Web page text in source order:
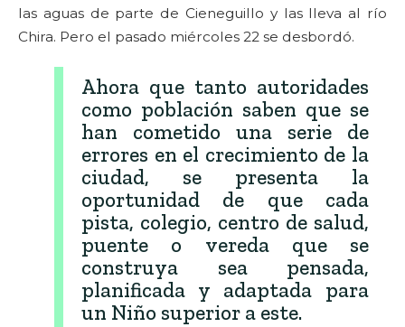
las aguas de parte de Cieneguillo y las lleva al río
Chira. Pero el pasado miércoles 22 se desbordó.
Ahora que tanto autoridades
como población saben que se
han cometido una serie de
errores en el crecimiento de la
ciudad, se presenta la
oportunidad de que cada
pista, colegio, centro de salud,
puente o vereda que se
construya sea pensada,
planificada y adaptada para
un Niño superior a este.